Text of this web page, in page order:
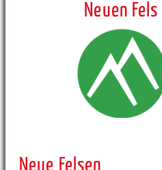
Neuen
Neue Felsen